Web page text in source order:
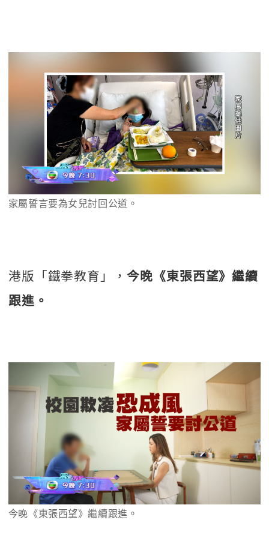
家屬誓言要為女兒討回公道。
港版「鐵拳教育」，今晚《東張西望》繼續
跟進。
今晚《東張西望》繼續跟進。